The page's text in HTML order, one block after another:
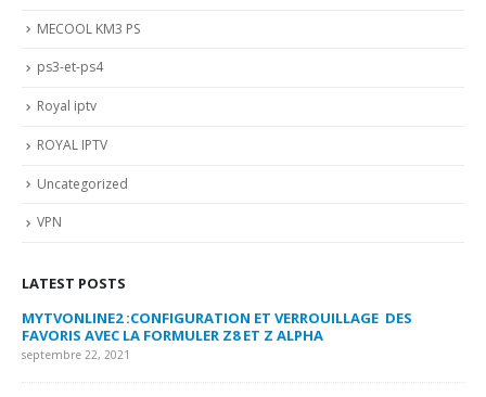
MECOOL KM3 PS
ps3-et-ps4
Royal iptv
ROYAL IPTV
Uncategorized
VPN
LATEST POSTS
MYTVONLINE2 :CONFIGURATION ET VERROUILLAGE DES
FAVORIS AVEC LA FORMULER Z8 ET Z ALPHA
septembre 22, 2021